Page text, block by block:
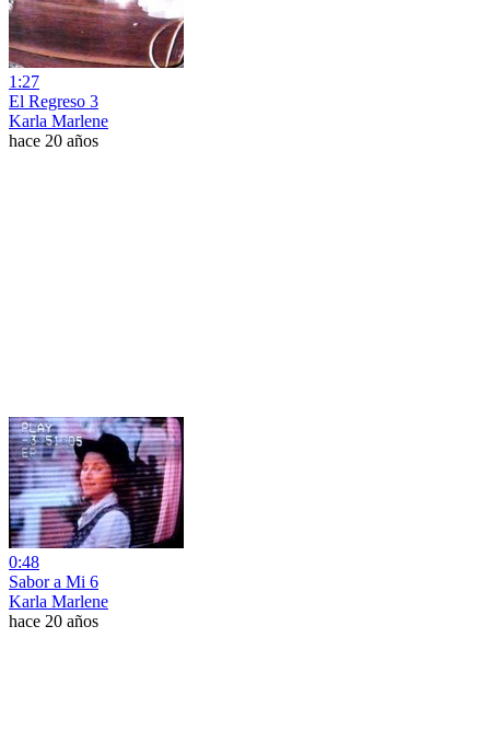
1:27
El Regreso 3
Karla Marlene
hace 20 años
0:48
Sabor a Mi 6
Karla Marlene
hace 20 años